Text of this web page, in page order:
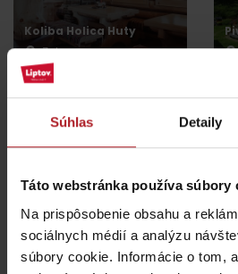
Súhlas Detaily
Táto webstránka používa súbory
Na prispôsobenie obsahu a
sociálnych médií a analýzu
súbory cookie. Informácie o tom,
Koliba Holica Huty
Zuberec
FUN aréna Liptov
Bobrovec